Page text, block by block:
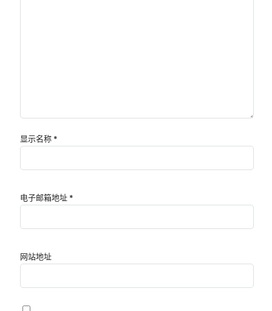
显示名称 *
电子邮箱地址 *
网站地址